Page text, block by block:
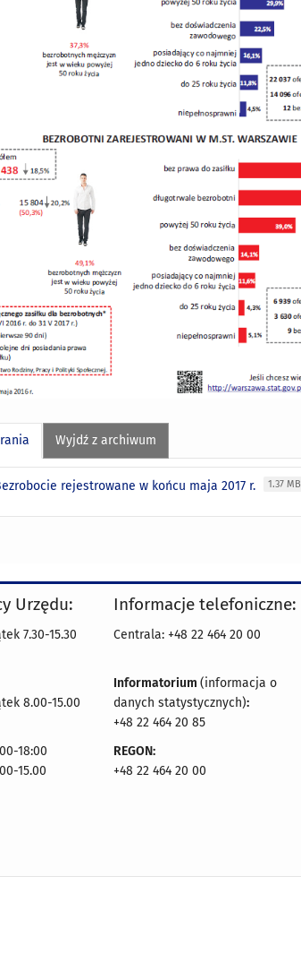
Wyjdź z archiwum
rejestrowane w końcu maja 2017 r. 1.37 MB
Urzędu:
7.30-15.30
8.00-15.00
18:00
15.00
Informacje telefoniczne:
Centrala: +48 22 464 20 00
Informatorium (informacja o
danych statystycznych):
+48 22 464 20 85
REGON:
+48 22 464 20 00